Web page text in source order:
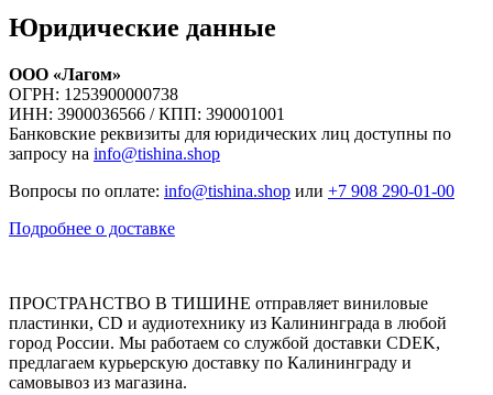
Юридические данные
ООО «Лагом»
ОГРН: 1253900000738
ИНН: 3900036566 / КПП: 390001001
Банковские реквизиты для юридических лиц доступны по
запросу на info@tishina.shop
Вопросы по оплате: info@tishina.shop или +7 908 290-01-00
Подробнее о доставке
ПРОСТРАНСТВО В ТИШИНЕ отправляет виниловые
пластинки, CD и аудиотехнику из Калининграда в любой
город России. Мы работаем со службой доставки CDEK,
предлагаем курьерскую доставку по Калининграду и
самовывоз из магазина.